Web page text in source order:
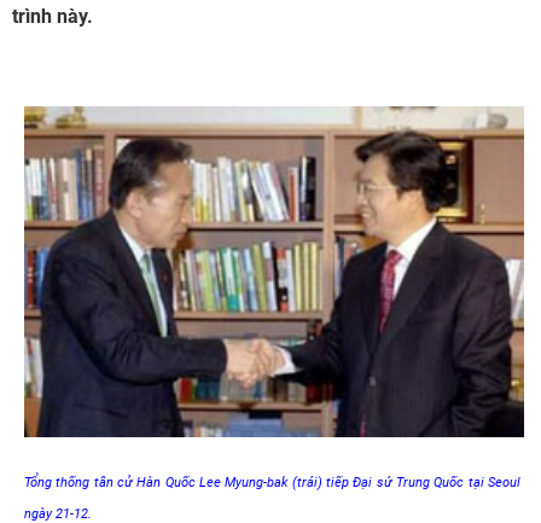
trình này.
Tổng thống tân cử Hàn Quốc Lee Myung-bak (trái) tiếp Đại sứ Trung Quốc tại Seoul
ngày 21-12.